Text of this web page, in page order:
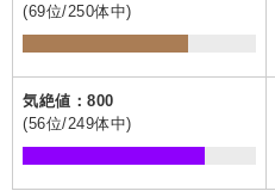
(69位/250体中)
気絶値：800
(56位/249体中)